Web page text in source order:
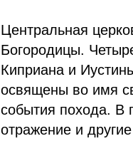
Центральная
Богородицы.
Киприана и
освящены во имя
события похода. В
отражение и